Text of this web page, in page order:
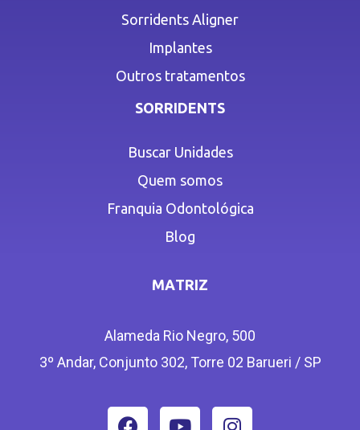
Sorridents Aligner
Implantes
Outros tratamentos
SORRIDENTS
Buscar Unidades
Quem somos
Franquia Odontológica
Blog
MATRIZ
Alameda Rio Negro, 500
3º Andar, Conjunto 302, Torre 02 Barueri / SP